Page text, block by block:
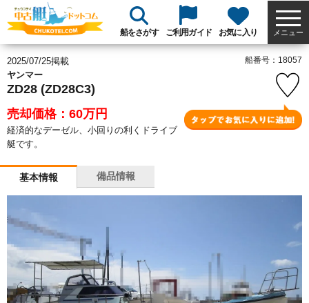
船をさがす ご利用ガイド お気に入り メニュー
2025/07/25掲載
ヤンマー
ZD28 (ZD28C3)
売却価格：60万円
経済的なデーゼル、小回りの利くドライブ
艇です。
船番号：18057
基本情報 備品情報